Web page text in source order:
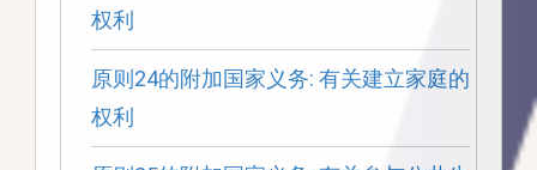
权利
原则24的附加国家义务: 有关建立家庭的
权利